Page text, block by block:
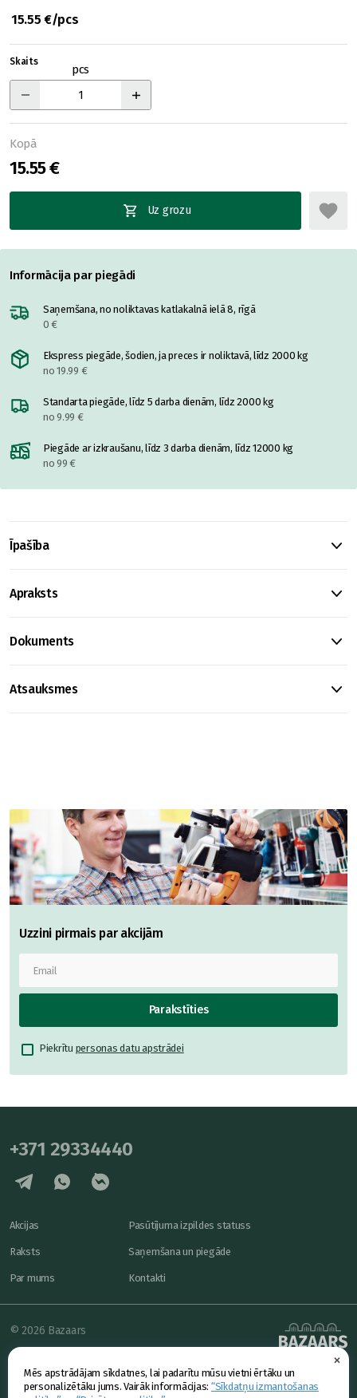
×
Mēs apstrādājam sīkdatnes, lai padarītu mūsu vietni ērtāku un
personalizētāku jums. Vairāk informācijas: “Sīkdatņu izmantošanas
15.55 €/pcs
Skaits
pcs
Kopā
15.55 €
Uz grozu
Informācija par piegādi
Saņemšana, no noliktavas katlakalnā ielā 8, rīgā
0 €
Ekspress piegāde, šodien, ja preces ir noliktavā, līdz 2000 kg
no 19.99 €
Standarta piegāde, līdz 5 darba dienām, līdz 2000 kg
no 9.99 €
Piegāde ar izkraušanu, līdz 3 darba dienām, līdz 12000 kg
no 99 €
Īpašība
Apraksts
Dokuments
Atsauksmes
Uzzini pirmais par akcijām
Parakstīties
Piekrītu personas datu apstrādei
+371 29334440
Akcijas
Raksts
Par mums
Pasūtījuma izpildes statuss
Saņemšana un piegāde
Kontakti
powered by
© 2026 Bazaars
Konfidencialitāte
Piedāvājums